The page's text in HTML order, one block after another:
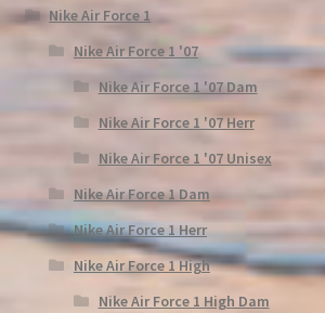
Nike Air Force 1
Nike Air Force 1 '07
Nike Air Force 1 '07 Dam
Nike Air Force 1 '07 Herr
Nike Air Force 1 '07 Unisex
Nike Air Force 1 Dam
Nike Air Force 1 Herr
Nike Air Force 1 High
Nike Air Force 1 High Dam